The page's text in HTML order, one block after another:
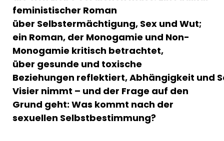
feministischer Roman
über Selbstermächtigung, Sex und Wut;
ein Roman, der Monogamie und Non-
Monogamie kritisch betrachtet,
über gesunde und toxische
Beziehungen reflektiert, Abhängigkeit und
Visier nimmt – und der Frage auf den
Grund geht: Was kommt nach der
sexuellen Selbstbestimmung?